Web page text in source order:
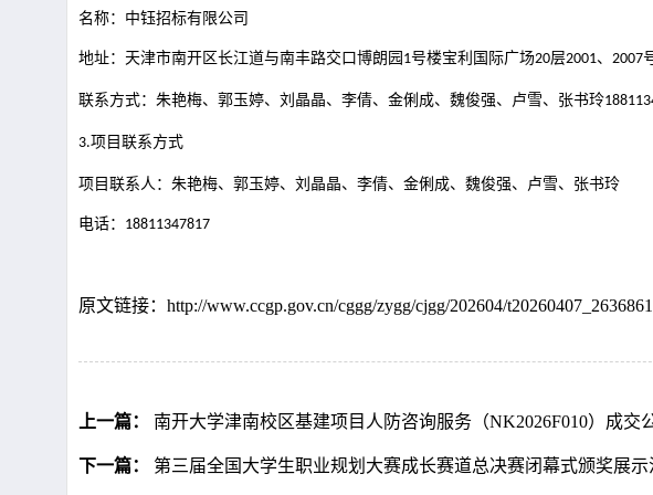
名称：中钰招标有限公司
地址：天津市南开区长江道与南丰路交口博朗园 1号楼宝利国际广场20层2001、 2007
联系方式： 朱艳梅、郭玉婷、刘晶晶、李倩、金俐成、魏俊强、卢雪、张书玲
3.项目联系方式
项目联系人： 朱艳梅、郭玉婷、刘晶晶、李倩、金俐成、魏俊强、卢雪、张书玲
电话： 18811347817
原文链接：http://www.ccgp.gov.cn/cggg/zygg/cjgg/202604/
上一篇： 南开大学津南校区基建项目人防咨询服务（NK2026F010）成交
下一篇： 第三届全国大学生职业规划大赛成长赛道总决赛闭幕式颁奖展